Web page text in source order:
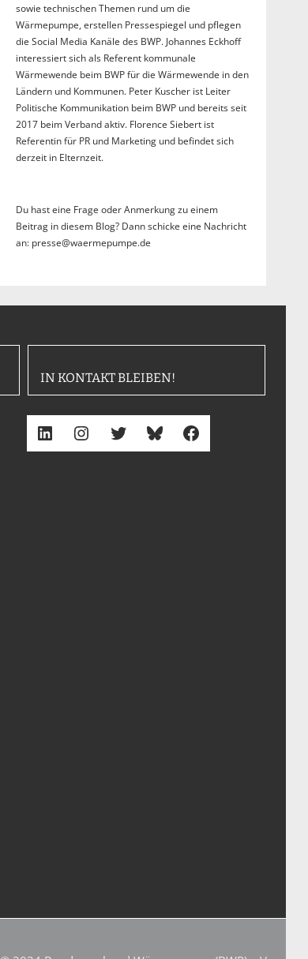
sowie technischen Themen rund um die
Wärmepumpe, erstellen Pressespiegel und pflegen
die Social Media Kanäle des BWP. Johannes Eckhoff
interessiert sich als Referent kommunale
Wärmewende beim BWP für die Wärmewende in den
Ländern und Kommunen. Peter Kuscher ist Leiter
Politische Kommunikation beim BWP und bereits seit
2017 beim Verband aktiv. Florence Siebert ist
Referentin für PR und Marketing und befindet sich
derzeit in Elternzeit.
Du hast eine Frage oder Anmerkung zu einem
Beitrag in diesem Blog? Dann schicke eine Nachricht
an: presse@waermepumpe.de
IN KONTAKT BLEIBEN!
LinkedIn Instagram Twitter Bluesky Facebook